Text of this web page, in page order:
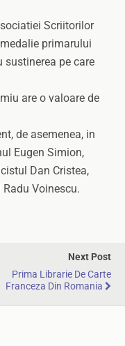
Scriitorilor
primarului
sustinerea pe care
are o valoare de
de asemenea, in
Eugen Simion,
Dan Cristea,
Voinescu.
Next Post
Prima Librarie De Carte
Franceza Din Romania